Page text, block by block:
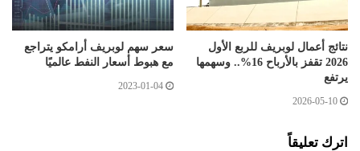
نتائج أعمال لوبريف للربع الأول
2026 تقفز بالأرباح 16%.. وسهمها
يرتفع
2026-05-10
سعر سهم لوبريف أرامكو يتراجع
مع هبوط أسعار النفط عالميًا
2023-01-04
اترك تعليقاً